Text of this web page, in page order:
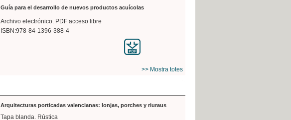
Guía para el desarrollo de nuevos productos acuícolas
Archivo electrónico. PDF acceso libre
ISBN:978-84-1396-388-4
>> Mostra totes
Arquitecturas porticadas valencianas: lonjas, porches y riuraus
Tapa blanda. Rústica